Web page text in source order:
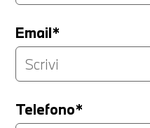
Email*
Telefono*